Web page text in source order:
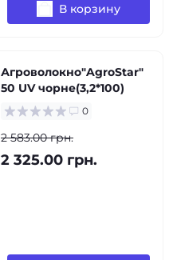
В корзину
Агроволокно"AgroStar"
50 UV чорне(3,2*100)
0
2 583.00 грн.
2 325.00 грн.